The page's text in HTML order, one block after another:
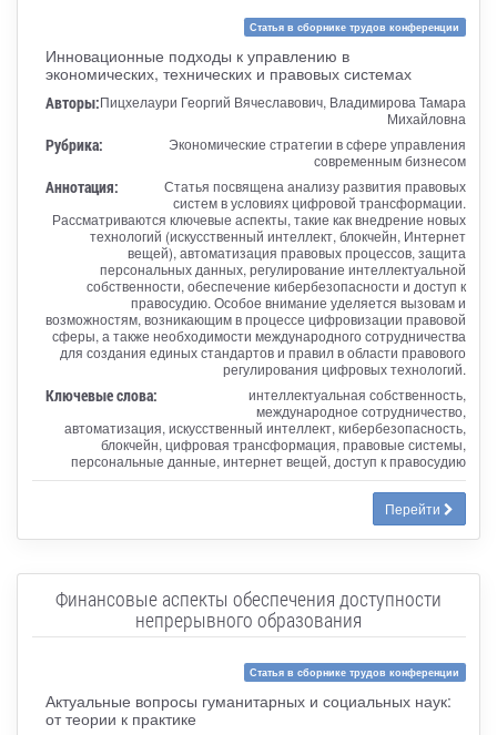
Статья в сборнике трудов конференции
Инновационные подходы к управлению в
экономических, технических и правовых системах
Авторы:Пицхелаури Георгий Вячеславович, Владимирова Тамара
Михайловна
Рубрика:
Экономические стратегии в сфере управления
современным бизнесом
Аннотация:
Статья посвящена анализу развития правовых
систем в условиях цифровой трансформации.
Рассматриваются ключевые аспекты, такие как внедрение новых
технологий (искусственный интеллект, блокчейн, Интернет
вещей), автоматизация правовых процессов, защита
персональных данных, регулирование интеллектуальной
собственности, обеспечение кибербезопасности и доступ к
правосудию. Особое внимание уделяется вызовам и
возможностям, возникающим в процессе цифровизации правовой
сферы, а также необходимости международного сотрудничества
для создания единых стандартов и правил в области правового
регулирования цифровых технологий.
Ключевые слова:
интеллектуальная собственность,
международное сотрудничество,
автоматизация, искусственный интеллект, кибербезопасность,
блокчейн, цифровая трансформация, правовые системы,
персональные данные, интернет вещей, доступ к правосудию
Перейти
Финансовые аспекты обеспечения доступности
непрерывного образования
Статья в сборнике трудов конференции
Актуальные вопросы гуманитарных и социальных наук:
от теории к практике